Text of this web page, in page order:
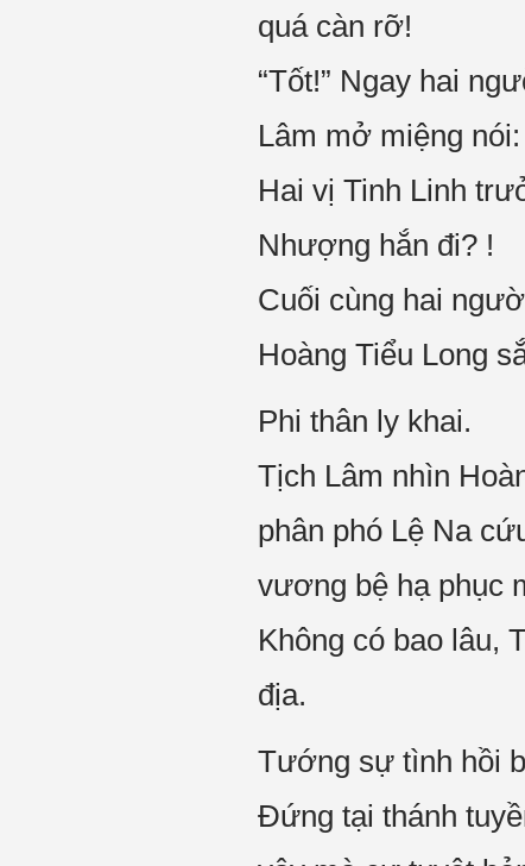
quá càn rỡ!
“Tốt!” Ngay hai
Lâm mở miệng
Hai vị Tinh Linh
Nhượng hắn đi? !
Cuối cùng hai
Hoàng Tiểu Long
Phi thân ly khai.
Tịch Lâm nhìn
phân phó Lệ Na
vương bệ hạ phục
Không có bao lâu,
địa.
Tướng sự tình hồi
Đứng tại thánh